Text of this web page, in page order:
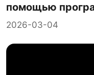
помощью
2026-03-04